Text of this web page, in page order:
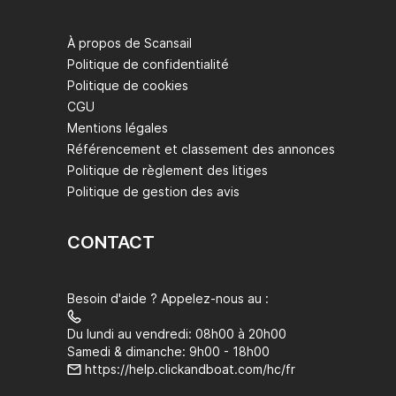
À propos de Scansail
Politique de confidentialité
Politique de cookies
CGU
Mentions légales
Référencement et classement des annonces
Politique de règlement des litiges
Politique de gestion des avis
CONTACT
Besoin d'aide ? Appelez-nous au :
Du lundi au vendredi: 08h00 à 20h00
Samedi & dimanche: 9h00 - 18h00
https://help.clickandboat.com/hc/fr